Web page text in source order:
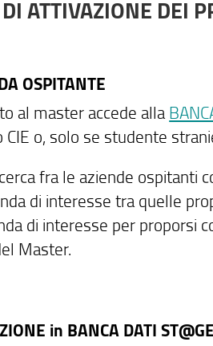
ATTIVAZIONE DEI
OSPITANTE
al master accede alla
CIE o, solo se studente
fra le aziende ospitanti
di interesse tra quelle
di interesse per proporsi
Master.
in BANCA DATI ST@GE